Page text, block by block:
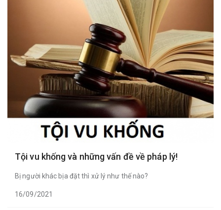
Tội vu khống và những vấn đề về pháp lý!
Bị người khác bịa đặt thì xử lý như thế nào?
16/09/2021